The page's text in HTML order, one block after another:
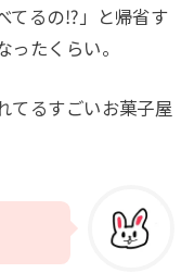
てるの⁉」と帰省す
たくらい。
てるすごいお菓子屋